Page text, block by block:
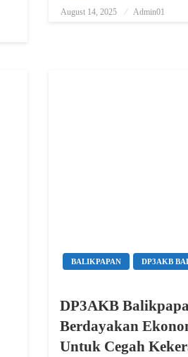
Posted On
August 14, 2025 Admin01
BALIKPAPAN DP3AKB
DP3AKB
Berdayakan
Untuk Cegah